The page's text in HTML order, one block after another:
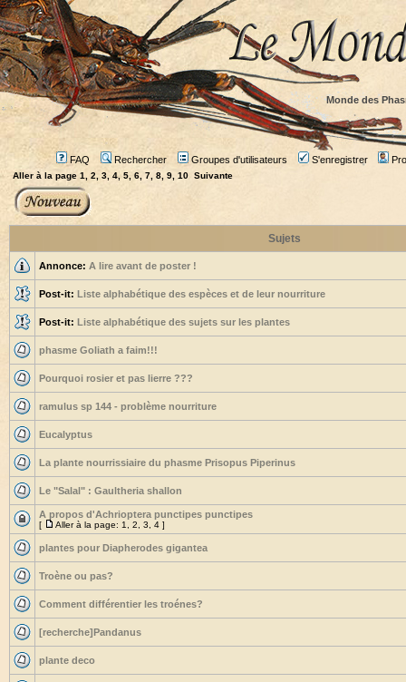
Monde des
FAQ Rechercher Groupes d'utilisateurs S'enregistrer
Aller à la page 1 2 3 4, 5 6 7 8 9 10 Suivante
Sujets
Annonce: A lire avant de poster !
Post-it: Liste alphabétique des espèces et de leur nourriture
Post-it: Liste alphabétique des sujets sur les plantes
phasme Goliath a faim!!!
Pourquoi rosier et pas lierre ???
ramulus sp 144 - problème nourriture
Eucalyptus
La plante nourrissiaire du phasme Prisopus Piperinus
Le "Salal" : Gaultheria shallon
A propos d'Achrioptera punctipes punctipes
[ Aller à la page: 1 2 3 4 ]
plantes pour Diapherodes gigantea
Troène ou pas?
Comment différentier les troénes?
[recherche]Pandanus
plante deco